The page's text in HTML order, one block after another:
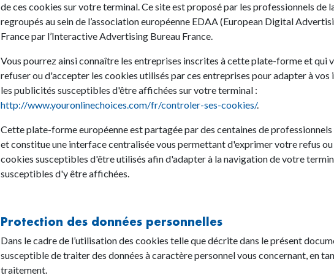
de ces cookies sur votre terminal. Ce site est proposé par les professionnels de
regroupés au sein de l’association européenne EDAA (European Digital
France par l’Interactive Advertising Bureau France.
Vous pourrez ainsi connaître les entreprises inscrites à cette plate-forme et qui
refuser ou d'accepter les cookies utilisés par ces entreprises pour adapter à
les publicités susceptibles d'être affichées sur votre terminal :
http://www.youronlinechoices.com/fr/controler-ses-cookies/.
Cette plate-forme européenne est partagée par des centaines de
et constitue une interface centralisée vous permettant d'exprimer votre refus
cookies susceptibles d'être utilisés afin d'adapter à la navigation de votre
susceptibles d'y être affichées.
Protection des données personnelles
Dans le cadre de l’utilisation des cookies telle que décrite dans le présent
susceptible de traiter des données à caractère personnel vous concernant, en
traitement.